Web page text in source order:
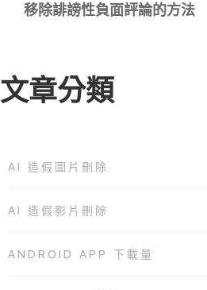
移除誹謗性負面評論的方法
文章分類
AI 造假圖片刪除
AI 造假影片刪除
ANDROID APP 下載量